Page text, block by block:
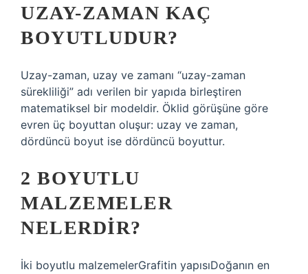
UZAY-ZAMAN KAÇ
BOYUTLUDUR?
Uzay-zaman, uzay ve zamanı “uzay-zaman
sürekliliği” adı verilen bir yapıda birleştiren
matematiksel bir modeldir. Öklid görüşüne göre
evren üç boyuttan oluşur: uzay ve zaman,
dördüncü boyut ise dördüncü boyuttur.
2 BOYUTLU
MALZEMELER
NELERDIR?
İki boyutlu malzemelerGrafitin yapısıDoğanın en